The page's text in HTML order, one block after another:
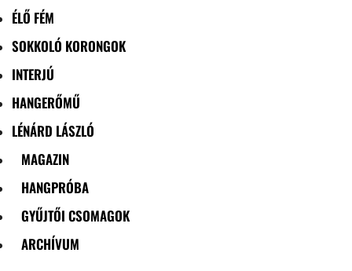
ÉLŐ FÉM
SOKKOLÓ KORONGOK
INTERJÚ
HANGERŐMŰ
LÉNÁRD LÁSZLÓ
MAGAZIN
HANGPRÓBA
GYŰJTŐI CSOMAGOK
ARCHÍVUM